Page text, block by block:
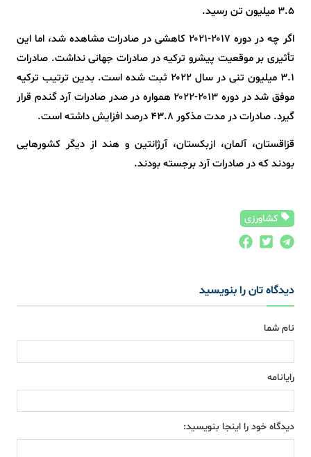
۳.۵ میلیون تن رسید.
اگر چه در دوره ۲۰۱۷-۲۰۲۱ کاهشی در صادرات مشاهده شد، اما این
تأثیری بر موقعیت پیشرو ترکیه در صادرات جهانی نداشت. صادرات
۳.۱ میلیون تنی در سال ۲۰۲۲ ثبت شده است. بدین ترتیب ترکیه
موفق شد در دوره ۲۰۱۳-۲۰۲۲ همواره در صدر صادرات آرد گندم قرار
گیرد. صادرات در مدت مذکور ۴۳.۸ درصد افزایش داشته است.
قزاقستان، آلمان، ازبکستان، آرژانتین و هند از دیگر کشورهایی
بودند که در صادرات آرد برجسته بودند.
کشاورزی
دیدگاه تان را بنویسید
نام شما
رایانامه
دیدگاه خود را اینجا بنویسید: